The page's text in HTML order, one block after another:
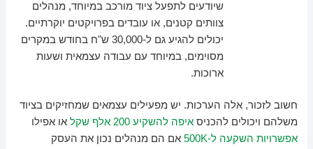
שיודעים לתפעל ציוד מורכב במיוחד, מנהלים
צוותים קטנים, או עובדים בפרויקטים יוקרתיים.
יכולים להגיע גם ל-30,000 ש"ח בחודש במקרים
מסוימים, במיוחד עם עבודה עצמאית ושעות
ארוכות.
חשוב לזכור, אלה הערכות. יש מפעילים עצמאים שמחזיקים בציוד
משלהם ויכולים להכניסאיפה להשקיע 200 אלף שקל
או אפילו
אפשרויות השקעה ל-500K
אם הם מנהלים נכון את העסק